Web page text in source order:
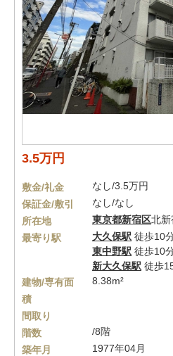
3.5万円
敷金/礼金
なし/3.5万円
保証金/敷引
なし/なし
所在地
東京都新宿区北
最寄り駅
大久保駅 徒歩10
東中野駅 徒歩10
新大久保駅 徒歩
建物/専有面
積
8.38m²
間取り
階数
/8階
築年月
1977年04月